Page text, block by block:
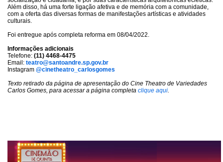
Além disso, há uma forte ligação afetiva e de memória com a comunidade,
com a oferta das diversas formas de manifestações artísticas e atividades
culturais.
Foi entregue após completa reforma em 08/04/2022.
Informações adicionais
Telefone: (11) 4468-4475
Email: teatro@santoandre.sp.gov.br
Instagram @cinetheatro_carlosgomes
Texto retirado da página de apresentação do Cine Theatro de Variedades
Carlos Gomes, para acessar a página completa clique aqui.